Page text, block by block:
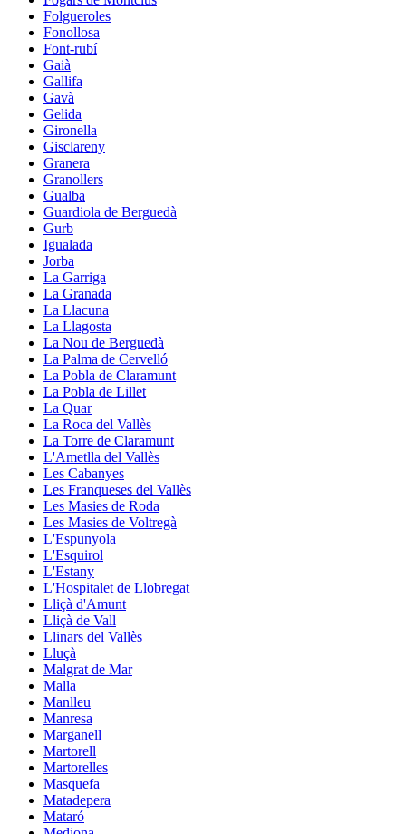
Folgueroles
Fonollosa
Font-rubí
Gaià
Gallifa
Gavà
Gelida
Gironella
Gisclareny
Granera
Granollers
Gualba
Guardiola de Berguedà
Gurb
Igualada
Jorba
La Garriga
La Granada
La Llacuna
La Llagosta
La Nou de Berguedà
La Palma de Cervelló
La Pobla de Claramunt
La Pobla de Lillet
La Quar
La Roca del Vallès
La Torre de Claramunt
L'Ametlla del Vallès
Les Cabanyes
Les Franqueses del Vallès
Les Masies de Roda
Les Masies de Voltregà
L'Espunyola
L'Esquirol
L'Estany
L'Hospitalet de Llobregat
Lliçà d'Amunt
Lliçà de Vall
Llinars del Vallès
Lluçà
Malgrat de Mar
Malla
Manlleu
Manresa
Marganell
Martorell
Martorelles
Masquefa
Matadepera
Mataró